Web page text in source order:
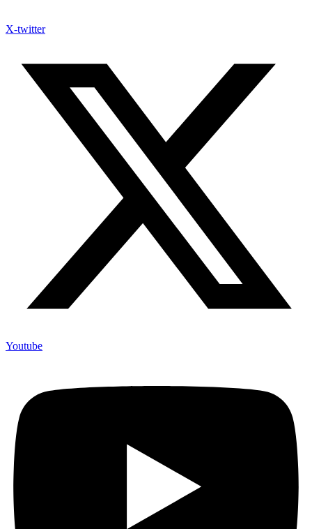
X-twitter
Youtube